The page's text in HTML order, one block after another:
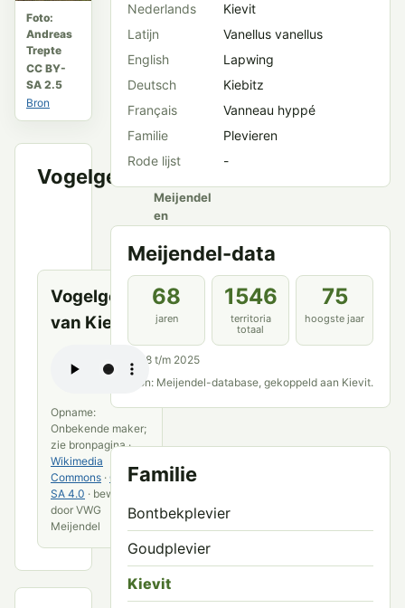
Foto:
Andreas
Trepte
CC BY-
SA 2.5
Bron
Vogelgeluid
Meijendel
en
bronnen
Vogelgeluid
van Kievit
Opname:
Onbekende maker;
zie bronpagina ·
Wikimedia
Commons · CC BY-
SA 4.0 · bewerkt
door VWG
Meijendel
Nederlands
Kievit
Latijn
Vanellus vanellus
English
Lapwing
Deutsch
Kiebitz
Français
Vanneau hyppé
Familie
Plevieren
Rode lijst
-
Meijendel-data
68
jaren
1546
territoria
totaal
75
hoogste jaar
1958 t/m 2025
Bron: Meijendel-database, gekoppeld aan Kievit.
Familie
Bontbekplevier
Goudplevier
Kievit